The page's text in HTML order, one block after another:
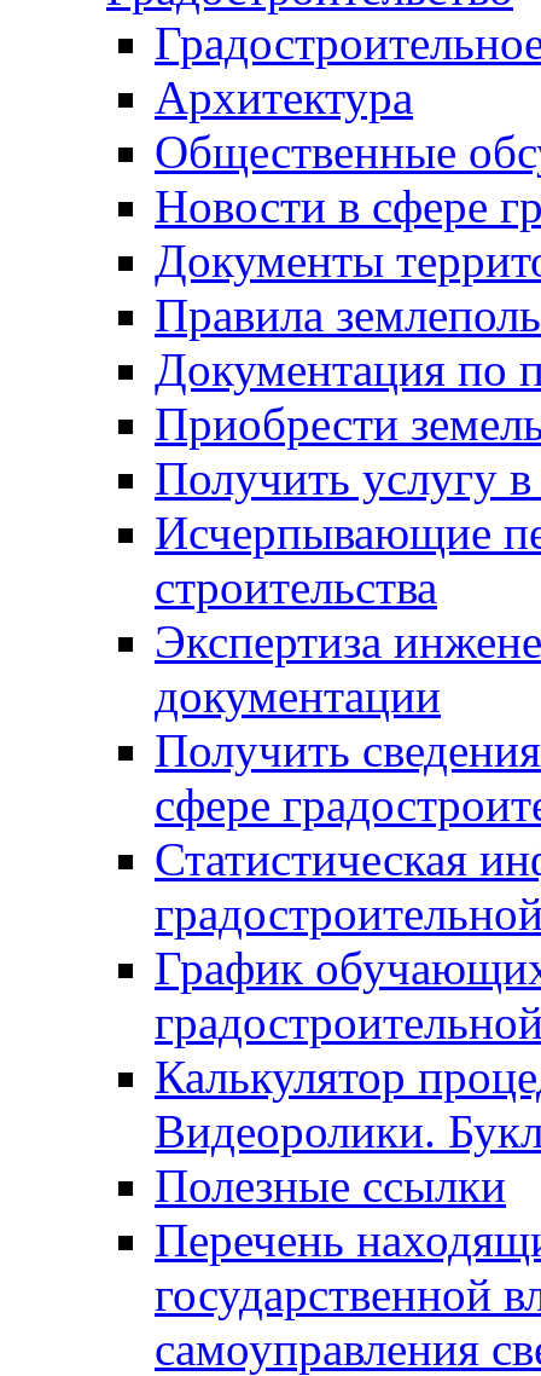
Архитектура
Общественные
Новости в сфере
Документы
Правила
Документация по
Приобрести
Получить услугу в
Исчерпывающие
строительства
Экспертиза
документации
Получить
сфере
Статистическая
График
Калькулятор
Видеоролики.
Полезные ссылки
Перечень
государственной
самоуправления